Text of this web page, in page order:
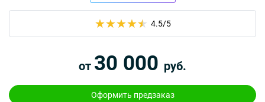
4.5/5
от 30 000 руб.
Оформить предзаказ